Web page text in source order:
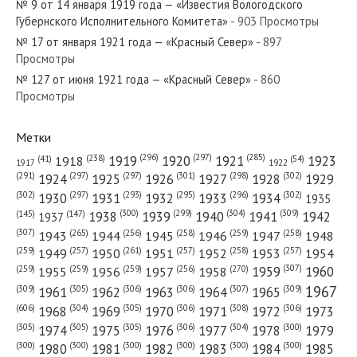
№ 88 от мая 1951 года — «Красный Север»
№ 62 от марта 1940 года — «Красный Север»
№ 231 от октября 1973 года — «Красный Север»
№ 9 от 14 января 1919 года — «Известия Вологодского
Губернского Исполнительного Комитета» - 903 Просмотры
№ 17 от января 1921 года — «Красный Север» - 897
Просмотры
№ 127 от июня 1921 года — «Красный Север» - 860
Просмотры
Метки
1917 (41) 1918 (238) 1919 (296) 1920 (297) 1921 (285) 1922 (54) 1923
(291) 1924 (297) 1925 (297) 1926 (301) 1927 (298) 1928 (302) 1929
(302) 1930 (297) 1931 (293) 1932 (295) 1933 (296) 1934 (302) 1935
(145) 1937 (147) 1938 (300) 1939 (299) 1940 (304) 1941 (309) 1942
(307) 1943 (265) 1944 (256) 1945 (258) 1946 (259) 1947 (258) 1948
(259) 1949 (257) 1950 (261) 1951 (257) 1952 (258) 1953 (257) 1954
(259) 1955 (259) 1956 (259) 1957 (256) 1958 (270) 1959 (307) 1960
(309) 1961 (305) 1962 (306) 1963 (306) 1964 (307) 1965 (309) 1967
(606) 1968 (304) 1969 (305) 1970 (306) 1971 (308) 1972 (306) 1973
(305) 1974 (305) 1975 (305) 1976 (306) 1977 (304) 1978 (300) 1979
(300) 1980 (300) 1981 (300) 1982 (300) 1983 (300) 1984 (300) 1985